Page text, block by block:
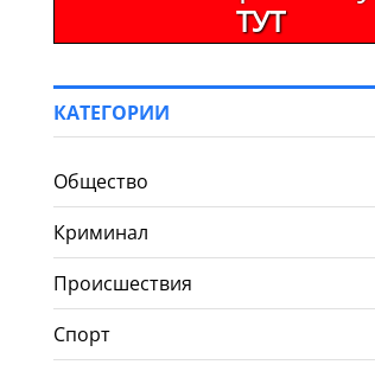
ТУТ
КАТЕГОРИИ
Общество
Криминал
Происшествия
Спорт